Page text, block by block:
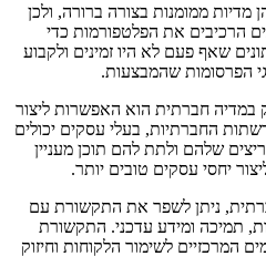
ממומנות בצורה ברורה, ולכן
הרכיבים את הפלטפורמות כדי
שאף פעם לא היו זמינים ולקבוע
הפרסומות שהמבצעות.
במדיה חברתית הוא האפשרות ליצור
החברתיות, בעלי עסקים יכולים
שלהם ולתת להם תוכן מעניין
יחסי עסקים טובים יותר.
ניתן לשפר את התקשורת עם
תמיכה ומידע עדכני. התקשורת
המרכזיים לשימור הלקוחות וחיזוק